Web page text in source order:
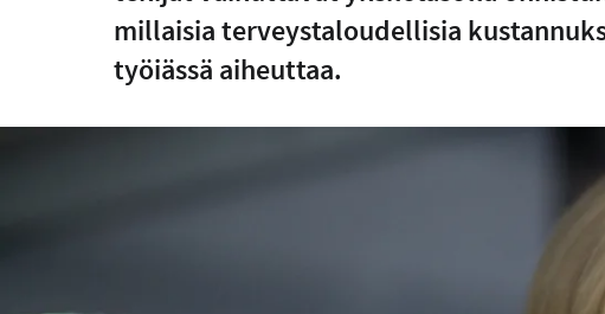
millaisia terveystaloudellisia
työiässä aiheuttaa.